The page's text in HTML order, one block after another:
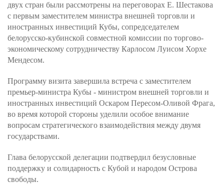
двух стран были рассмотрены на переговорах Е. Шестакова
с первым заместителем министра внешней торговли и
иностранных инвестиций Кубы, сопредседателем
белорусско-кубинской совместной комиссии по торгово-
экономическому сотрудничеству Карлосом Луисом Хорхе
Мендесом.
Программу визита завершила встреча с заместителем
премьер-министра Кубы - министром внешней торговли и
иностранных инвестиций Оскаром Пересом-Оливой Фрага,
во время которой стороны уделили особое внимание
вопросам стратегического взаимодействия между двумя
государствами.
Глава белорусской делегации подтвердил безусловные
поддержку и солидарность с Кубой и народом Острова
свободы.